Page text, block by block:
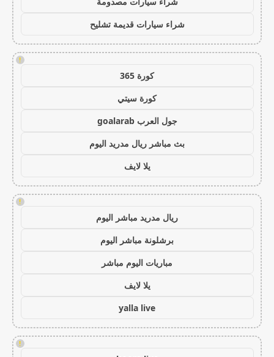
شراء سيارات قديمة تشليح
!
كورة 365
كورة سيتي
جول العرب goalarab
بث مباشر ريال مدريد اليوم
يلا لايف
!
ريال مدريد مباشر اليوم
برشلونة مباشر اليوم
مباريات اليوم مباشر
يلا لايف
yalla live
!